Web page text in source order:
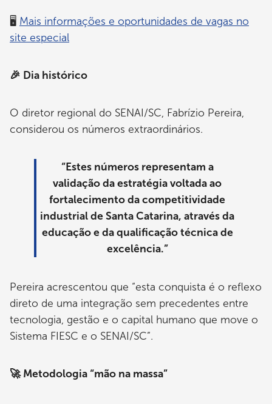
🖥️ Mais informações e oportunidades de vagas no
site especial
🎉 Dia histórico
O diretor regional do SENAI/SC, Fabrízio Pereira,
considerou os números extraordinários.
“Estes números representam a
validação da estratégia voltada ao
fortalecimento da competitividade
industrial de Santa Catarina, através da
educação e da qualificação técnica de
excelência.”
Pereira acrescentou que “esta conquista é o reflexo
direto de uma integração sem precedentes entre
tecnologia, gestão e o capital humano que move o
Sistema FIESC e o SENAI/SC”.
🚀 Metodologia “mão na massa”